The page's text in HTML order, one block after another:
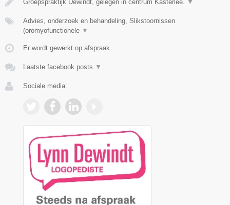
Groepspraktijk Dewindt, gelegen in centrum Kasterlee. ▼
Advies, onderzoek en behandeling, Slikstoornissen
(oromyofunctionele ▼
Er wordt gewerkt op afspraak.
Laatste facebook posts ▼
Sociale media: